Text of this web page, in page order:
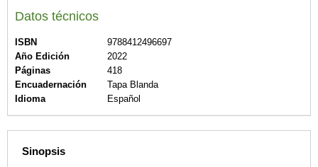
Datos técnicos
ISBN
9788412496697
Año Edición
2022
Páginas
418
Encuadernación
Tapa Blanda
Idioma
Español
Sinopsis